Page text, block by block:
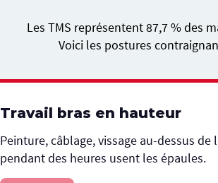
Les TMS représentent 87,7 % des
Voici les postures
Travail bras en hauteur
Peinture, câblage, vissage au-dessus
pendant des heures usent les épaules.